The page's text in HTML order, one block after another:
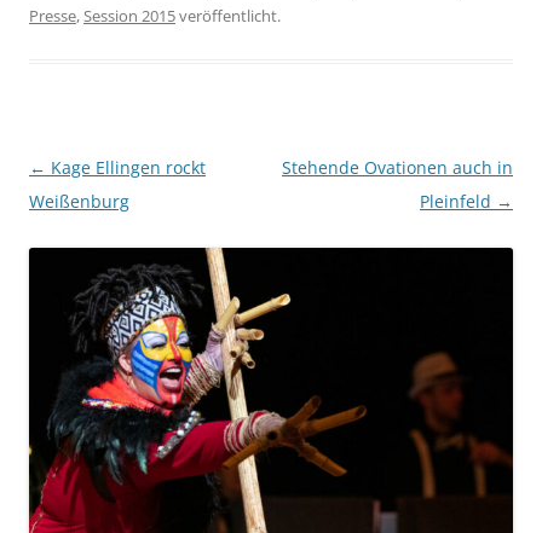
Presse,Session 2015veröffentlicht.
Beitragsnavigation
← Kage Ellingen rockt
Weißenburg
Stehende Ovationen auch in
Pleinfeld →